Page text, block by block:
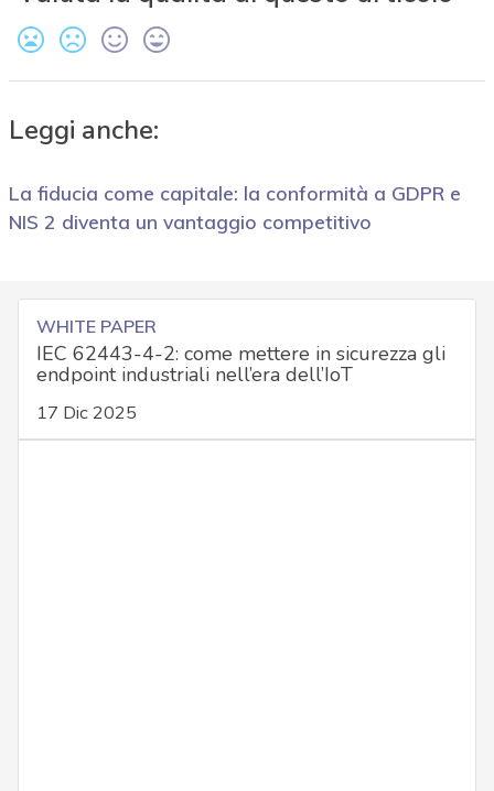
Leggi anche:
La fiducia come capitale: la conformità a GDPR e
NIS 2 diventa un vantaggio competitivo
WHITE PAPER
IEC 62443-4-2: come mettere in sicurezza gli
endpoint industriali nell’era dell’IoT
17 Dic 2025